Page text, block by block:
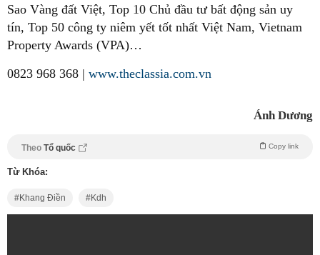
Sao Vàng đất Việt, Top 10 Chủ đầu tư bất động sản uy
tín, Top 50 công ty niêm yết tốt nhất Việt Nam, Vietnam
Property Awards (VPA)…
0823 968 368 | www.theclassia.com.vn
Ánh Dương
Theo Tổ quốc Copy link
Từ Khóa:
Khang Điền Kdh